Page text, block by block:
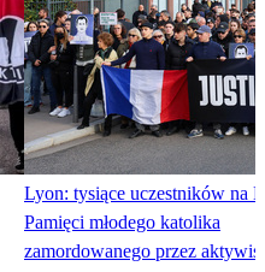
Lyon: tysiące uczestników na
Pamięci młodego katolika
zamordowanego przez